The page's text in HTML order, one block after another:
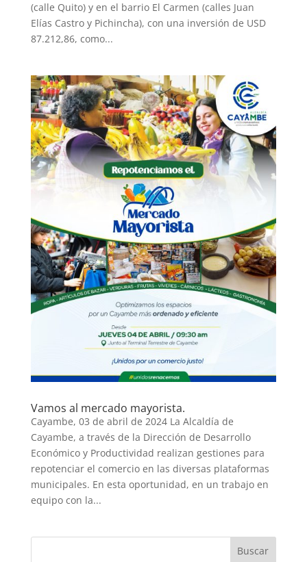
(calle Quito) y en el barrio El Carmen (calles Juan
Elías Castro y Pichincha), con una inversión de USD
87.212,86, como...
Vamos al mercado mayorista.
Cayambe, 03 de abril de 2024 La Alcaldía de
Cayambe, a través de la Dirección de Desarrollo
Económico y Productividad realizan gestiones para
repotenciar el comercio en las diversas plataformas
municipales. En esta oportunidad, en un trabajo en
equipo con la...
Buscar